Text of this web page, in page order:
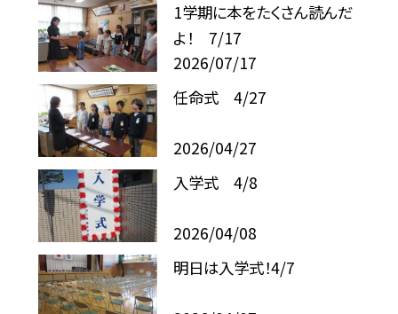
1学期に本をたくさん読んだ
よ！ 7/17
2026/07/17
任命式 4/27
2026/04/27
入学式 4/8
2026/04/08
明日は入学式！4/7